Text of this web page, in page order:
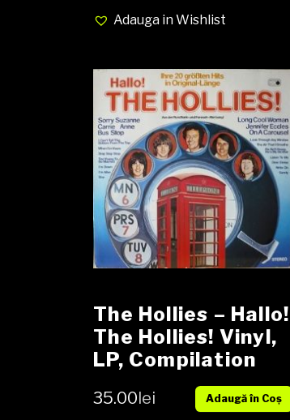
Adauga in Wishlist
The Hollies – Hallo!
The Hollies! Vinyl,
LP, Compilation
media EX cover
NM
35.00lei Adaugă în Coș